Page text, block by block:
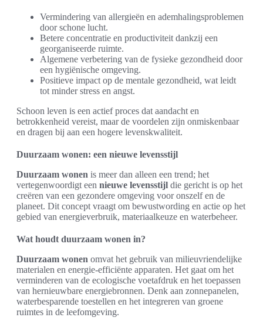
Vermindering van allergieën en ademhalingsproblemen
door schone lucht.
Betere concentratie en productiviteit dankzij een
georganiseerde ruimte.
Algemene verbetering van de fysieke gezondheid door
een hygiënische omgeving.
Positieve impact op de mentale gezondheid, wat leidt
tot minder stress en angst.
Schoon leven is een actief proces dat aandacht en
betrokkenheid vereist, maar de voordelen zijn onmiskenbaar
en dragen bij aan een hogere levenskwaliteit.
Duurzaam wonen: een nieuwe levensstijl
Duurzaam wonen is meer dan alleen een trend; het
vertegenwoordigt een nieuwe levensstijl die gericht is op het
creëren van een gezondere omgeving voor onszelf en de
planeet. Dit concept vraagt om bewustwording en actie op het
gebied van energieverbruik, materiaalkeuze en waterbeheer.
Wat houdt duurzaam wonen in?
Duurzaam wonen omvat het gebruik van milieuvriendelijke
materialen en energie-efficiënte apparaten. Het gaat om het
verminderen van de ecologische voetafdruk en het toepassen
van hernieuwbare energiebronnen. Denk aan zonnepanelen,
waterbesparende toestellen en het integreren van groene
ruimtes in de leefomgeving.